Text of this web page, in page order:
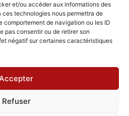
et/ou accéder aux informations des
technologies nous permettra de
comportement de navigation ou les ID
pas consentir ou de retirer son
négatif sur certaines caractéristiques
Refuser
Les séjours
musicaux
Accordissimo
L'application
Politique de cookies